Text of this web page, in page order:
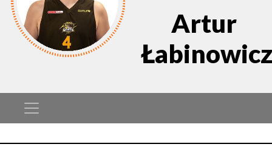
Artur
Łabinowicz